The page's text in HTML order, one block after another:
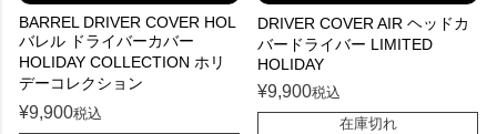
BARREL DRIVER COVER HOL
バレル ドライバーカバー
HOLIDAY COLLECTION ホリ
デーコレクション
¥9,900税込
DRIVER COVER AIR ヘッドカ
バードライバー LIMITED
HOLIDAY
¥9,900税込
在庫切れ